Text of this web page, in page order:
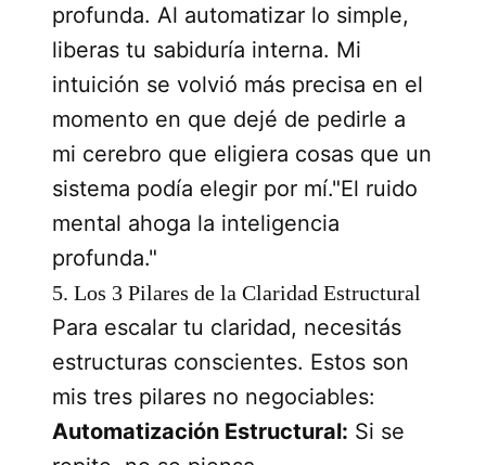
profunda. Al automatizar lo simple,
liberas tu sabiduría interna. Mi
intuición se volvió más precisa en el
momento en que dejé de pedirle a
mi cerebro que eligiera cosas que un
sistema podía elegir por mí."El ruido
mental ahoga la inteligencia
profunda."
5. Los 3 Pilares de la Claridad Estructural
Para escalar tu claridad, necesitás
estructuras conscientes. Estos son
mis tres pilares no negociables:
Automatización Estructural: Si se